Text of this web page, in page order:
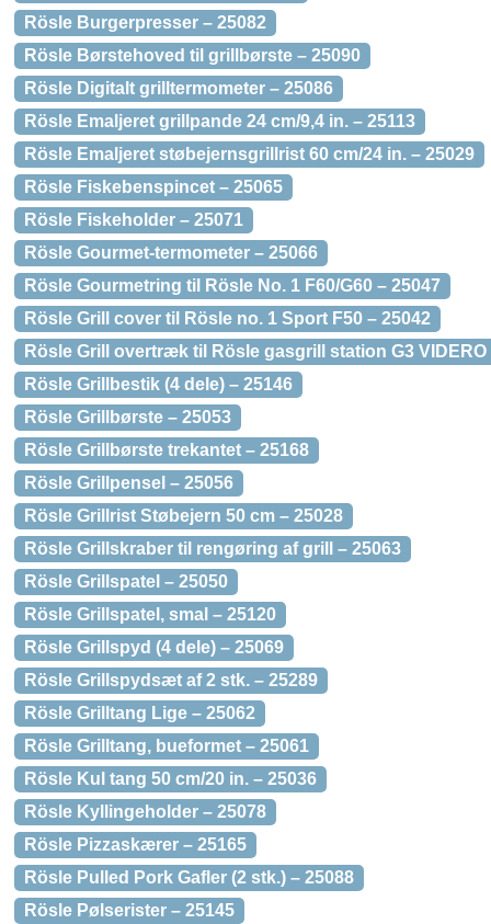
Rösle Burgerpresser – 25082
Rösle Børstehoved til grillbørste – 25090
Rösle Digitalt grilltermometer – 25086
Rösle Emaljeret grillpande 24 cm/9,4 in. – 25113
Rösle Emaljeret støbejernsgrillrist 60 cm/24 in. – 25029
Rösle Fiskebenspincet – 25065
Rösle Fiskeholder – 25071
Rösle Gourmet-termometer – 25066
Rösle Gourmetring til Rösle No. 1 F60/G60 – 25047
Rösle Grill cover til Rösle no. 1 Sport F50 – 25042
Rösle Grill overtræk til Rösle gasgrill station G3 VIDERO
Rösle Grillbestik (4 dele) – 25146
Rösle Grillbørste – 25053
Rösle Grillbørste trekantet – 25168
Rösle Grillpensel – 25056
Rösle Grillrist Støbejern 50 cm – 25028
Rösle Grillskraber til rengøring af grill – 25063
Rösle Grillspatel – 25050
Rösle Grillspatel, smal – 25120
Rösle Grillspyd (4 dele) – 25069
Rösle Grillspydsæt af 2 stk. – 25289
Rösle Grilltang Lige – 25062
Rösle Grilltang, bueformet – 25061
Rösle Kul tang 50 cm/20 in. – 25036
Rösle Kyllingeholder – 25078
Rösle Pizzaskærer – 25165
Rösle Pulled Pork Gafler (2 stk.) – 25088
Rösle Pølserister – 25145